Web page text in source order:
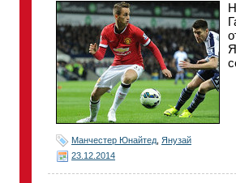
Манчестер Юнайтед Янузай
23.12.2014